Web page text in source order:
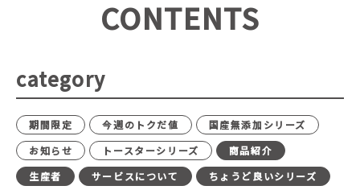
20個入り
最大12%OFF
CONTENTS
category
期間限定 今週のトクだ値
国産無添加シリーズ
お知らせ
トースターシリーズ
商品紹介
生産者
サービスについて
ちょうど良いシリーズ